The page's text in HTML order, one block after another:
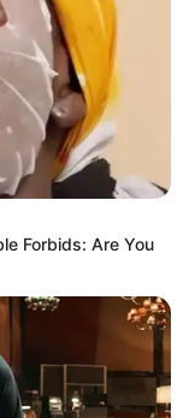
Forbids: Are You